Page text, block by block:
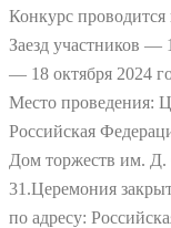
Конкурс проводится
Заезд участников —
— 18 октября 2024
Место проведения:
Российская
Дом торжеств им.
31.Церемония
по адресу: